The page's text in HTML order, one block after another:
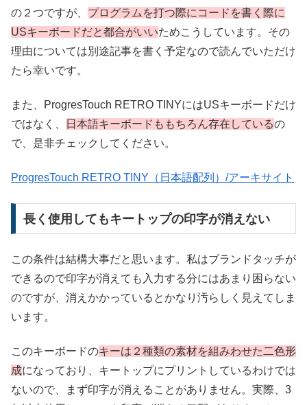
の２つですが、 プログラムを打つ際にコードを書く際に
USキーボードだと都合がいいためこうしています。その
理由については別途記事を書く予定なので読んでいただけ
たら幸いです。
また、ProgresTouch RETRO TINYにはUSキーボードだけ
ではなく、
日本語キーボードももちろん存在しているの
で、是非チェックしてください。
ProgresTouch RETRO TINY（日本語配列）/アーキサイト
長く使用してもキートップの印字が消えない
この条件は結構大事だと思います。私はブランドタッチが
できるので印字が消えても入力する分にはあまり困らない
のですが、消えかかっているとかなり汚らしく見えてしま
います。
このキーボードのキーは２種類の素材を組みわせた二色形
成になっており、キートップにプリントしているわけでは
ないので、まず印字が消えることがありません。実際、3